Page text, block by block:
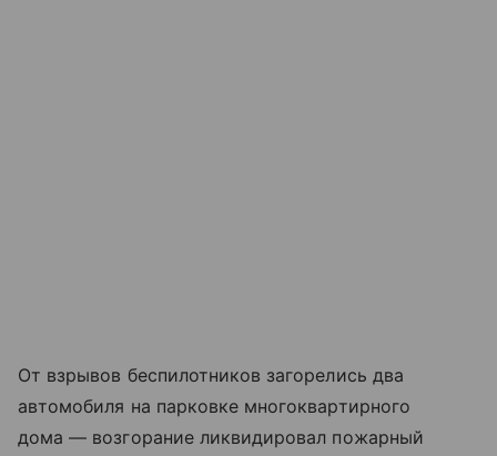
От взрывов беспилотников загорелись два
автомобиля на парковке многоквартирного
дома — возгорание ликвидировал пожарный